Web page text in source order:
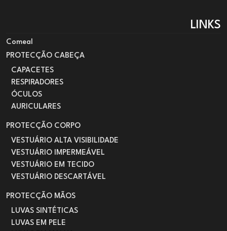
LINKS
Comeal
PROTECÇÃO CABEÇA
CAPACETES
RESPIRADORES
ÓCULOS
AURICULARES
PROTECÇÃO CORPO
VESTUÁRIO ALTA VISIBILIDADE
VESTUÁRIO IMPERMEÁVEL
VESTUÁRIO EM TECIDO
VESTUÁRIO DESCARTÁVEL
PROTECÇÃO MÃOS
LUVAS SINTÉTICAS
LUVAS EM PELE